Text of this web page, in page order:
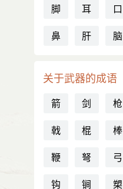
脚
耳 口
鼻
肝 脑
关于武器的成语
箭 剑 枪
戟
棍 棒
鞭
弩 弓
钩
锏 槊